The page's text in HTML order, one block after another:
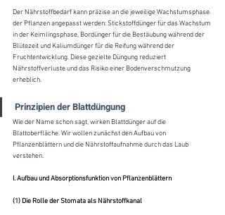
Der Nährstoffbedarf kann präzise an die jeweilige Wachstumsphase
der Pflanzen angepasst werden: Stickstoffdünger für das Wachstum
in der Keimlingsphase, Bordünger für die Bestäubung während der
Blütezeit und Kaliumdünger für die Reifung während der
Fruchtentwicklung. Diese gezielte Düngung reduziert
Nährstoffverluste und das Risiko einer Bodenverschmutzung
erheblich.
Prinzipien der Blattdüngung
Wie der Name schon sagt, wirken Blattdünger auf die
Blattoberfläche. Wir wollen zunächst den Aufbau von
Pflanzenblättern und die Nährstoffaufnahme durch das Laub
verstehen.
I. Aufbau und Absorptionsfunktion von Pflanzenblättern
(1) Die Rolle der Stomata als Nährstoffkanal